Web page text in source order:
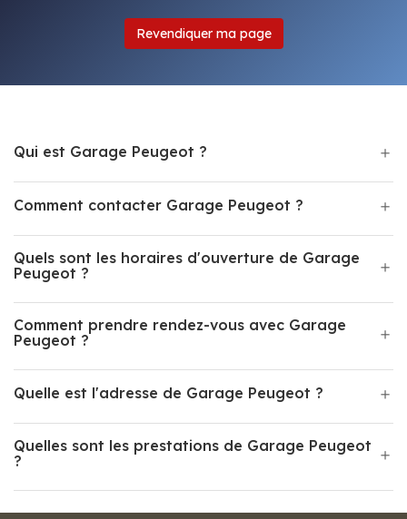
Revendiquer ma page
Qui est Garage Peugeot ?
Comment contacter Garage Peugeot ?
Quels sont les horaires d'ouverture de Garage
Peugeot ?
Comment prendre rendez-vous avec Garage
Peugeot ?
Quelle est l'adresse de Garage Peugeot ?
Quelles sont les prestations de Garage Peugeot
?